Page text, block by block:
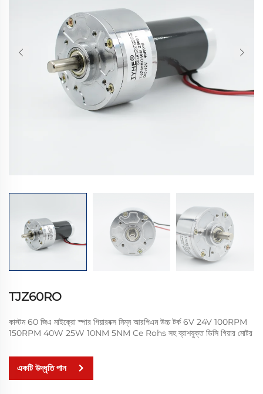
TJZ60RO
কাস্টম 60 জিএ মাইক্রো স্পার গিয়ারবক্স নিম্ন আরপিএম উচ্চ টর্ক 6V 24V 100RPM
150RPM 40W 25W 10NM 5NM Ce Rohs সহ ব্রাশযুক্ত ডিসি গিয়ার মোটর
একটি উদ্ধৃতি পান